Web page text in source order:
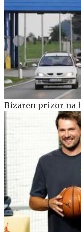
Bizaren prizor na